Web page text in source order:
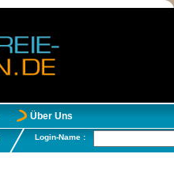
Über Uns
Login-Name :